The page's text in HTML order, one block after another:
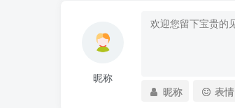
昵称
昵称 表情